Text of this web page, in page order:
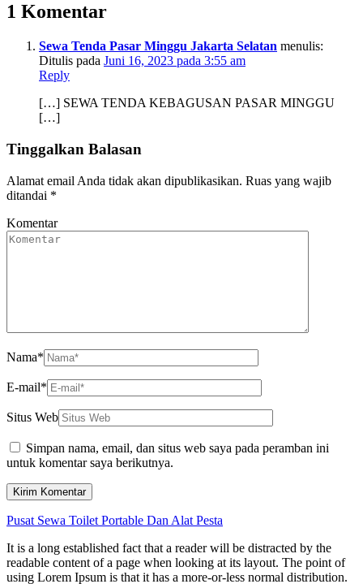
1 Komentar
Sewa Tenda Pasar Minggu Jakarta Selatan menulis:
Ditulis pada Juni 16, 2023 pada 3:55 am
Reply
[…] SEWA TENDA KEBAGUSAN PASAR MINGGU
[…]
Tinggalkan Balasan
Alamat email Anda tidak akan dipublikasikan. Ruas yang wajib
ditandai *
Komentar
Nama*
E-mail*
Situs Web
Simpan nama, email, dan situs web saya pada peramban ini
untuk komentar saya berikutnya.
Pusat Sewa Toilet Portable Dan Alat Pesta
It is a long established fact that a reader will be distracted by the
readable content of a page when looking at its layout. The point of
using Lorem Ipsum is that it has a more-or-less normal distribution.